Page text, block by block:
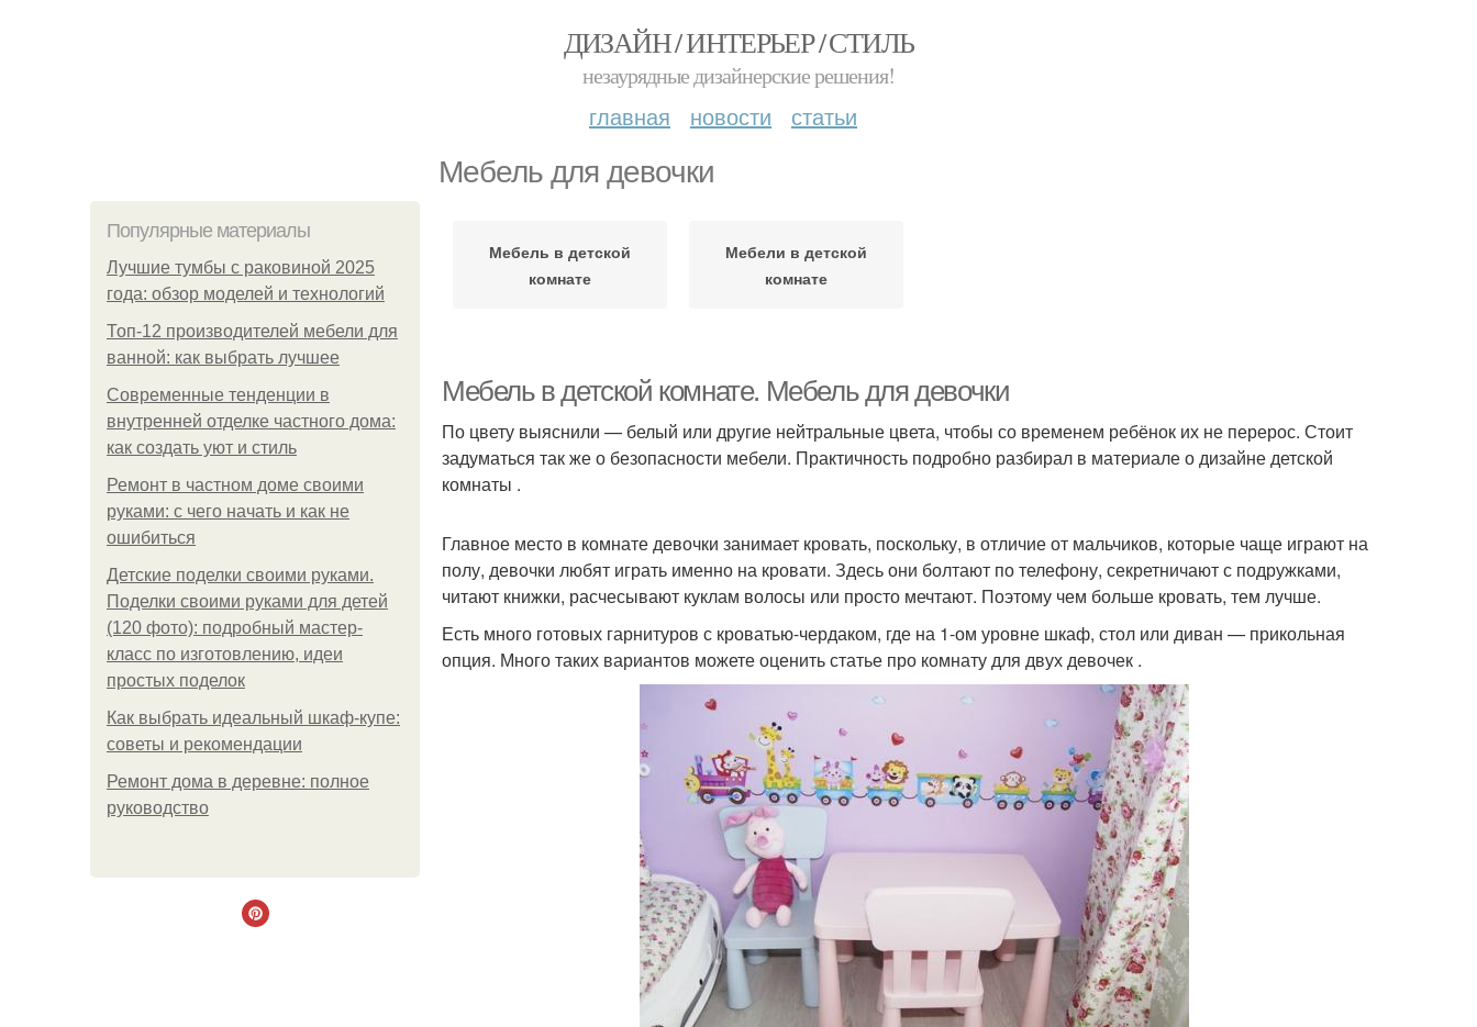
ДИЗАЙН / ИНТЕРЬЕР / СТИЛЬ
незаурядные дизайнерские решения!
главная новости статьи
Мебель для девочки
Популярные материалы
Лучшие тумбы с раковиной 2025
года: обзор моделей и технологий
Топ-12 производителей мебели для
ванной: как выбрать лучшее
Современные тенденции в
внутренней отделке частного дома:
как создать уют и стиль
Ремонт в частном доме своими
руками: с чего начать и как не
ошибиться
Детские поделки своими руками.
Поделки своими руками для детей
(120 фото): подробный мастер-
класс по изготовлению, идеи
простых поделок
Как выбрать идеальный шкаф-купе:
советы и рекомендации
Ремонт дома в деревне: полное
руководство
Мебель в детской
комнате
Мебели в детской
комнате
Мебель в детской комнате. Мебель для девочки
По цвету выяснили — белый или другие нейтральные цвета, чтобы со временем ребёнок их не перерос. Стоит
задуматься так же о безопасности мебели. Практичность подробно разбирал в материале о дизайне детской
комнаты .
Главное место в комнате девочки занимает кровать, поскольку, в отличие от мальчиков, которые чаще играют на
полу, девочки любят играть именно на кровати. Здесь они болтают по телефону, секретничают с подружками,
читают книжки, расчесывают куклам волосы или просто мечтают. Поэтому чем больше кровать, тем лучше.
Есть много готовых гарнитуров с кроватью-чердаком, где на 1-ом уровне шкаф, стол или диван — прикольная
опция. Много таких вариантов можете оценить статье про комнату для двух девочек .